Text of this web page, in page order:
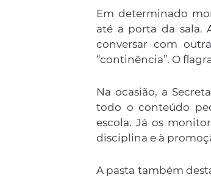
Em determinado
até a porta da sala.
conversar com
“continência”. O
Na ocasião, a
todo o conteúdo
escola. Já os
disciplina e à
A pasta também